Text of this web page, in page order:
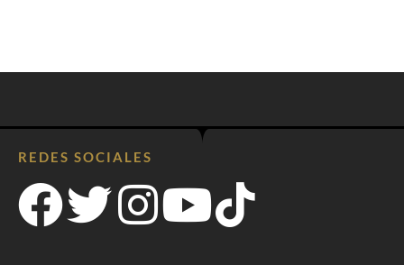
REDES SOCIALES